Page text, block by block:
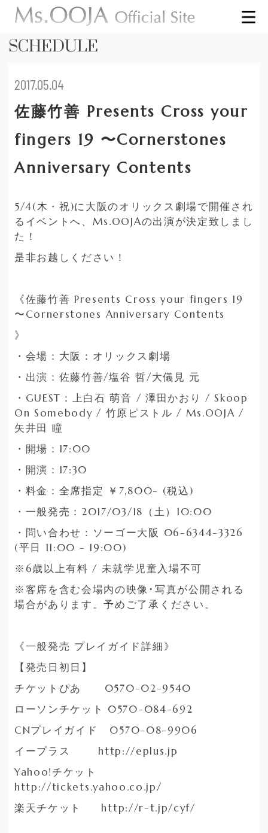
SCHEDULE
2017.05.04
佐藤竹善 Presents Cross your
fingers 19 〜Cornerstones
Anniversary Contents
5/4(木・祝)に大阪のオリックス劇場で開催され
るイベントへ、Ms.OOJAの出演が決定致しまし
た！
是非お越しください！
《佐藤竹善 Presents Cross your fingers 19
〜Cornerstones Anniversary Contents
》
・会場：大阪：オリックス劇場
・出演：佐藤竹善/塩谷 哲/大儀見 元
・GUEST：上白石 萌音 / 澤田かおり / Skoop
On Somebody / 竹原ピストル / Ms.OOJA /
矢井田 瞳
・開場：17:00
・開演：17:30
・料金：全席指定 ￥7,800- (税込)
・一般発売：2017/03/18（土）10:00
・問い合わせ：ソーゴー大阪 06-6344-3326
(平日 11:00 - 19:00)
※6歳以上有料 / 未就学児童入場不可
※客席を含む会場内の映像･写真が公開される
場合があります。予めご了承ください。
《一般発売 プレイガイド詳細》
【発売日初日】
チケットぴあ 0570-02-9540
ローソンチケット 0570-084-692
CNプレイガイド 0570-08-9906
イープラス http://eplus.jp
Yahoo!チケット
http://tickets.yahoo.co.jp/
楽天チケット http://r-t.jp/cyf/